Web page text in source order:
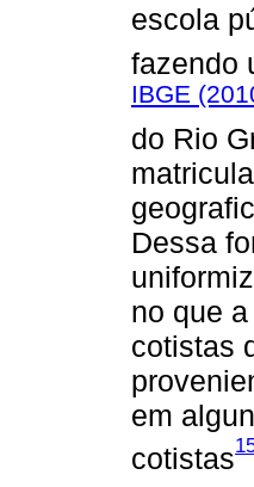
escola
fazendo
IBGE
do Rio
Dessa
no que
cotistas
em
cotistas